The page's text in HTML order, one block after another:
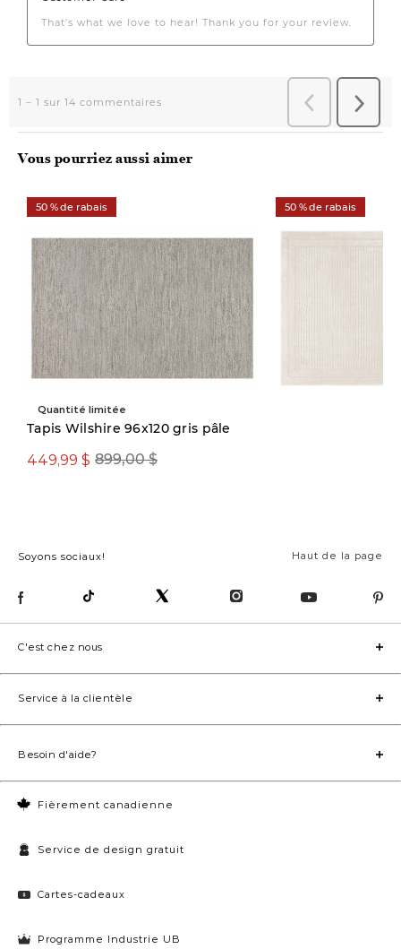
Vous pourriez aussi aimer
50 % de rabais
Quantité limitée
Tapis Wilshire 96x120 gris pâle
899,00 $
449,99 $
50 % de rabais
Haut de la page
Soyons sociaux!
Fièrement canadienne
Service de design gratuit
Cartes-cadeaux
Programme Industrie UB
C'est chez nous
Service à la clientèle
Besoin d'aide?